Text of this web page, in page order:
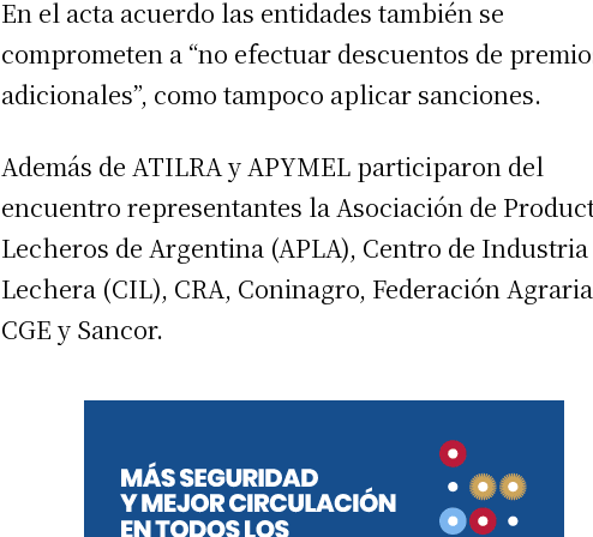
En el acta acuerdo las entidades también se
comprometen a “no efectuar descuentos de
adicionales”, como tampoco aplicar sanciones.
Además de ATILRA y APYMEL participaron del
encuentro representantes la Asociación de
Lecheros de Argentina (APLA), Centro de Industria
Lechera (CIL), CRA, Coninagro, Federación
CGE y Sancor.